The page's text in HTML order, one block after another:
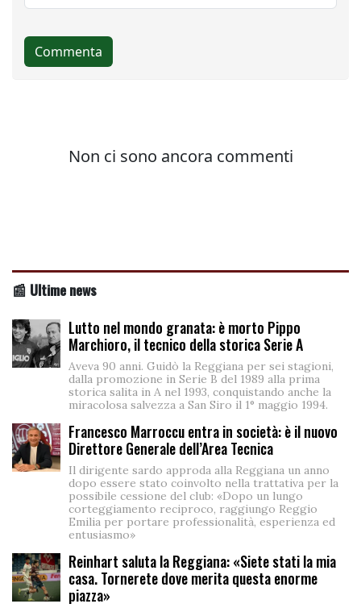
📰 Ultime news
Lutto nel mondo granata: è morto Pippo
Marchioro, il tecnico della storica Serie A
Aveva 90 anni. Guidò la Reggiana per sei stagioni,
dalla promozione in Serie B del 1989 alla prima
storica salita in A nel 1993, conquistando anche la
miracolosa salvezza a San Siro il 1° maggio 1994.
Francesco Marroccu entra in società: è il nuovo
Direttore Generale dell’Area Tecnica
Il dirigente sardo approda alla Reggiana un anno
dopo essere stato coinvolto nella trattativa per la
possibile cessione del club: «Dopo un lungo
corteggiamento reciproco, raggiungo Reggio
Emilia per portare professionalità, esperienza ed
entusiasmo»
Reinhart saluta la Reggiana: «Siete stati la mia
casa. Tornerete dove merita questa enorme
piazza»